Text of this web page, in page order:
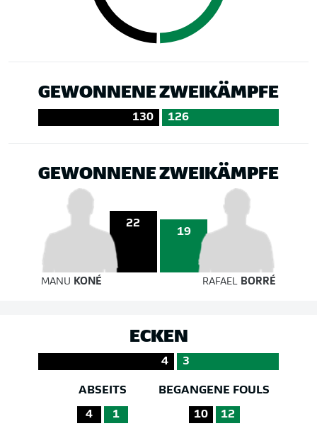
GEWONNENE ZWEIKÄMPFE
130 126
GEWONNENE ZWEIKÄMPFE
22
19
MANU KONÉ RAFAEL BORRÉ
ECKEN
4 3
ABSEITS
4 1
BEGANGENE FOULS
10 12